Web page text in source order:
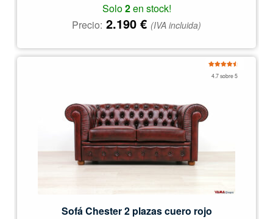
Solo2en stock!
Precio: 2.190 € (IVA incluida)
4.7 sobre 5
Sofá Chester 2 plazas cuero rojo